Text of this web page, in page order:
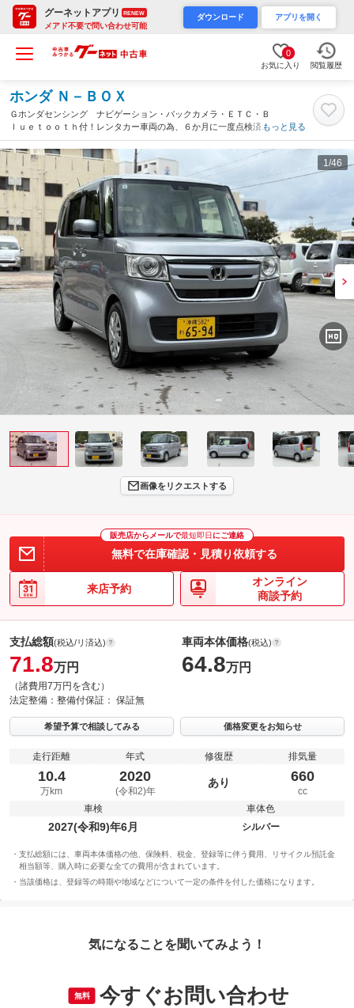
グーネットアプリ RENEW
メアド不要で問い合わせ可能
ダウンロード アプリを開く
0
お気に入り 閲覧履歴
ホンダ Ｎ－ＢＯＸ
Ｇホンダセンシング ナビゲーション・バックカメラ・ＥＴＣ・Ｂ
ｌｕｅｔｏｏｔｈ付！レンタカー車両の為、６か月に一度点検済み
で整備ばっちりです！（沖縄県）
もっと見る
1 /46
画像をリクエストする
販売店からメールで最短即日 にご連絡
無料で在庫確認・見積り依頼する
来店予約
オンライン
商談予約
支払総額(税込/リ済込)
71.8万円
（諸費用7万円を含む）
車両本体価格(税込)
64.8万円
法定整備： 整備付保証： 保証無
希望予算で相談してみる 価格変更をお知らせ
走行距離
10.4
万km
年式
2020
(令和2)年
修復歴
あり
排気量
660
cc
車検
2027(令和9)年6月
車体色
シルバー
支払総額には、車両本体価格の他、保険料、税金、登録等に伴う費用、リサイクル預託金
相当額等、購入時に必要な全ての費用が含まれています。
当該価格は、登録等の時期や地域などについて一定の条件を付した価格になります。
気になることを聞いてみよう！
無料 今すぐお問い合わせ